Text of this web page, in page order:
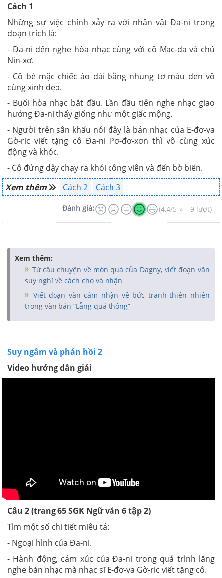
Cách 1
Những sự việc chính xảy ra với nhân vật Đa-ni trong
đoạn trích là:
- Đa-ni đến nghe hòa nhạc cùng với cô Mac-đa và chú
Nin-xơ.
- Cô bé mặc chiếc áo dài bằng nhung tơ màu đen vô
cùng xinh đẹp.
- Buổi hòa nhạc bắt đầu. Lần đầu tiên nghe nhạc giao
hưởng Đa-ni thấy giống như một giấc mộng.
- Người trên sân khấu nói đây là bản nhạc của E-đơ-va
Gờ-ric viết tặng cô Đa-ni Pơ-đơ-xơn thì vô cùng xúc
động và khóc.
- Cô đứng dậy chạy ra khỏi công viên và đến bờ biển.
Xem thêm
Cách 2 Cách 3
Đánh giá: (4.4/5 ⭐ - 9 lượt)
Xem thêm:
Từ câu chuyện về món quà của Dagny, viết đoạn văn
suy nghĩ về cách cho và nhận
Viết đoạn văn cảm nhận về bức tranh thiên nhiên
trong văn bản “Lẵng quả thông”
Suy ngẫm và phản hồi 2
Video hướng dẫn giải
Câu 2 (trang 65 SGK Ngữ văn 6 tập 2)
Tìm một số chi tiết miêu tả:
- Ngoại hình của Ða-ni.
- Hành động, cảm xúc của Đa-ni trong quá trình lắng
nghe bản nhạc mà nhạc sĩ E-đơ-va Gờ-ric viết tặng cô.